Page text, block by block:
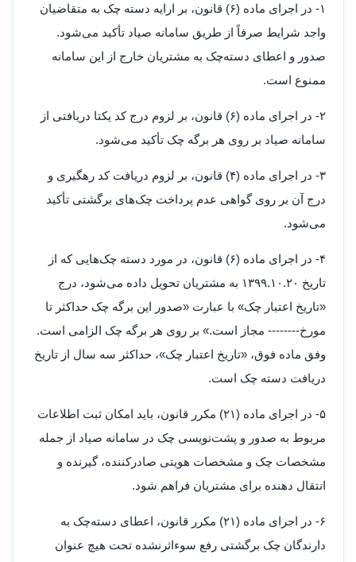
۱- در اجرای ماده (۶) قانون، بر ارایه دسته چک به متقاضیان
واجد شرایط صرفاً از طریق سامانه صیاد تأکید می‌شود.
صدور و اعطای دسته‌چک به مشتریان خارج از این سامانه
ممنوع است.
۲- در اجرای ماده (۶) قانون، بر لزوم درج کد یکتا دریافتی از
سامانه صیاد بر روی هر برگه چک تأکید می‌شود.
۳- در اجرای ماده (۴) قانون، بر لزوم دریافت کد رهگیری و
درج آن بر روی گواهی عدم پرداخت چک‌های برگشتی تأکید
می‌شود.
۴- در اجرای ماده (۶) قانون، در مورد دسته ‌چک‌هایی که از
تاریخ ۲۰‏‏.۱۰‏‏.۱۳۹۹ به مشتریان تحویل داده می‌شود، درج
«تاریخ اعتبار چک» با عبارت «صدور این برگه‌ چک حداکثر تا
مورخ‏-‏-‏-‏-‏-‏-‏-‏- مجاز است.» بر روی هر برگه چک الزامی است.
وفق ماده فوق، «تاریخ اعتبار چک»، حداکثر سه سال از تاریخ
دریافت دسته چک است.
۵- در اجرای ماده (۲۱) مکرر قانون، باید امکان ثبت اطلاعات
مربوط به صدور و پشت‌نویسی چک در سامانه صیاد از جمله
مشخصات چک و مشخصات هویتی صادرکننده، گیرنده و
انتقال دهنده برای مشتریان فراهم شود.
۶- در اجرای ماده (۲۱) مکرر قانون، اعطای دسته‌چک به
دارندگان چک برگشتی رفع سوءاثرنشده تحت هیچ عنوان